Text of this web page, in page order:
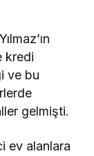
kredi
ve bu
gelmişti.
ev alanlara